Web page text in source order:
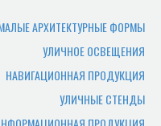
офиса.
АРХИТЕКТУРНЫЕ ФОРМЫ
УЛИЧНОЕ ОСВЕЩЕНИЯ
НАВИГАЦИОННАЯ ПРОДУКЦИЯ
УЛИЧНЫЕ СТЕНДЫ